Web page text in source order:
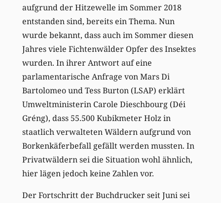
aufgrund der Hitzewelle im Sommer 2018
entstanden sind, bereits ein Thema. Nun
wurde bekannt, dass auch im Sommer diesen
Jahres viele Fichtenwälder Opfer des Insektes
wurden. In ihrer Antwort auf eine
parlamentarische Anfrage von Mars Di
Bartolomeo und Tess Burton (LSAP) erklärt
Umweltministerin Carole Dieschbourg (Déi
Gréng), dass 55.500 Kubikmeter Holz in
staatlich verwalteten Wäldern aufgrund von
Borkenkäferbefall gefällt werden mussten. In
Privatwäldern sei die Situation wohl ähnlich,
hier lägen jedoch keine Zahlen vor.
Der Fortschritt der Buchdrucker seit Juni sei